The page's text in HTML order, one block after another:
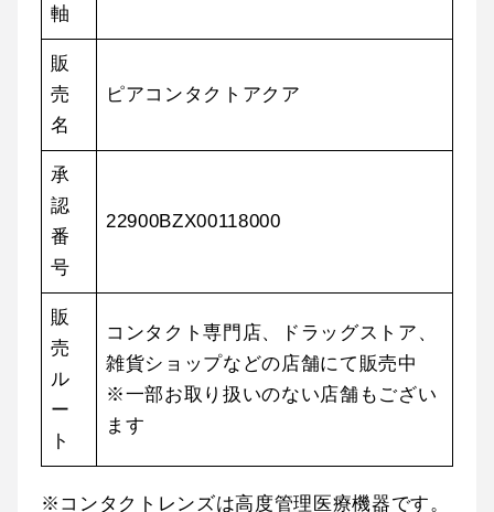
軸
販
売
名
ピアコンタクトアクア
承
認
番
号
22900BZX00118000
販
売
ル
ー
ト
コンタクト専門店、ドラッグストア、
雑貨ショップなどの店舗にて販売中
※一部お取り扱いのない店舗もござい
ます
※コンタクトレンズは高度管理医療機器です。